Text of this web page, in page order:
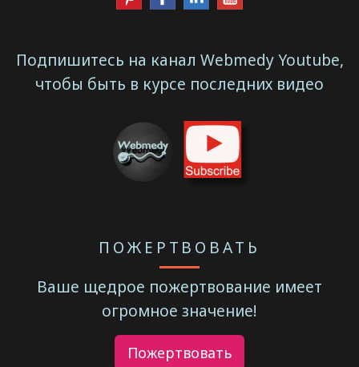
Подпишитесь на канал Webmedy Youtube,
чтобы быть в курсе последних видео
ПОЖЕРТВОВАТЬ
Ваше щедрое пожертвование имеет
огромное значение!
Пожертвовать